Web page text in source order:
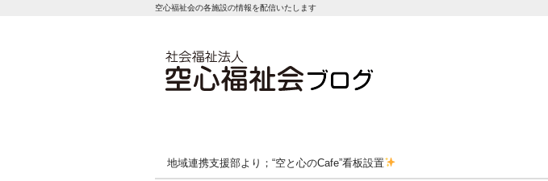
空心福祉会の各施設の情報を配信いたします
地域連携支援部より；“空と心のCafe”看板設置